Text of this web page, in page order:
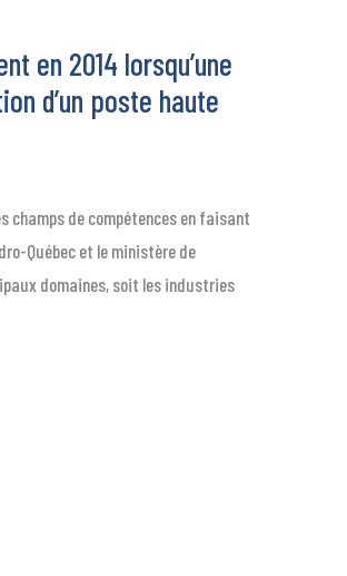
en 2014 lorsqu’une
d’un poste haute
champs de compétences en faisant
Québec et le ministère de
domaines, soit les industries